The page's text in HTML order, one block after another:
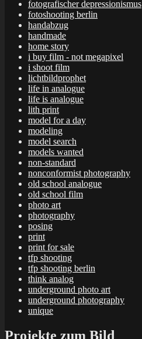
fotografischer depressionismus
fotoshooting berlin
handabzug
handmade
home story
i buy film - not megapixel
i shoot film
lichtbildprophet
life in analogue
life is analogue
lith print
model for a day
modeling
model search
models wanted
non-standard
nonconformist photography
old school analogue
old school film
photo art
photography
posing
print
print for sale
tfp shooting
tfp shooting berlin
think analog
underground photo art
underground photography
unique
Projekte zum Bild